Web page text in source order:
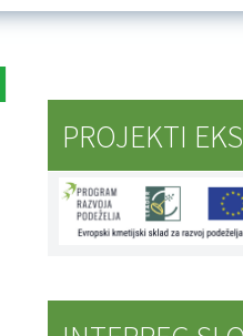
PROJEKTI